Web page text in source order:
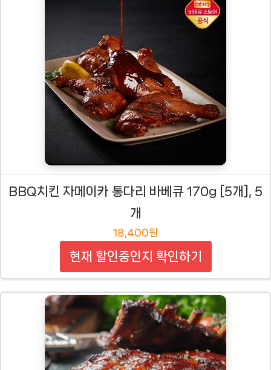
BBQ치킨 자메이카 통다리 바베큐 170g [5개], 5
개
18,400원
현재 할인중인지 확인하기